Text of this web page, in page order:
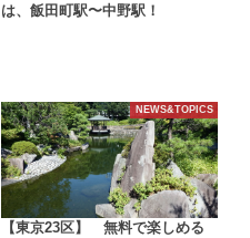
は、飯田町駅〜中野駅！
NEWS&TOPICS
【東京23区】 無料で楽しめる